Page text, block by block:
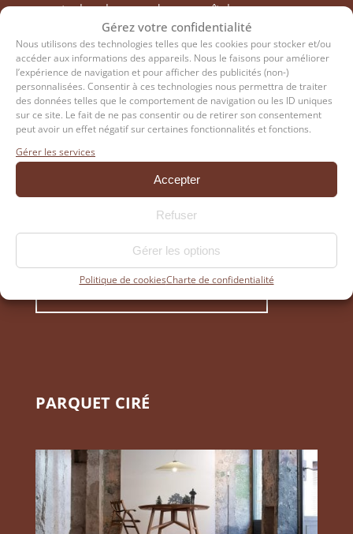
Gérez votre confidentialité
Nous utilisons des technologies telles que les cookies pour stocker et/ou
accéder aux informations des appareils. Nous le faisons pour améliorer
l’expérience de navigation et pour afficher des publicités (non-)
personnalisées. Consentir à ces technologies nous permettra de traiter
des données telles que le comportement de navigation ou les ID uniques
sur ce site. Le fait de ne pas consentir ou de retirer son consentement
peut avoir un effet négatif sur certaines fonctionnalités et fonctions.
Gérer les services
Accepter
Refuser
Gérer les options
Politique de cookiesCharte de confidentialité
une tache plus grande apparaît, le savon
spécial pour parquet huiléest l’outil efficace
dont vous aurez besoin pour l’éliminer
définitivement. Une fine couche d’huile devra
être appliquée tous les 6 à 12 mois selon le
type d’huile et l’intensité du passage sur le
parquet. Cette application régulière se fait sans
qu’un ponçage ne soit nécessaire. Si des
marques ou des rayures sont apparues, un
simple égrenage avant le passage de la couche
d’huile les fera disparaître.
PARQUET CIRÉ